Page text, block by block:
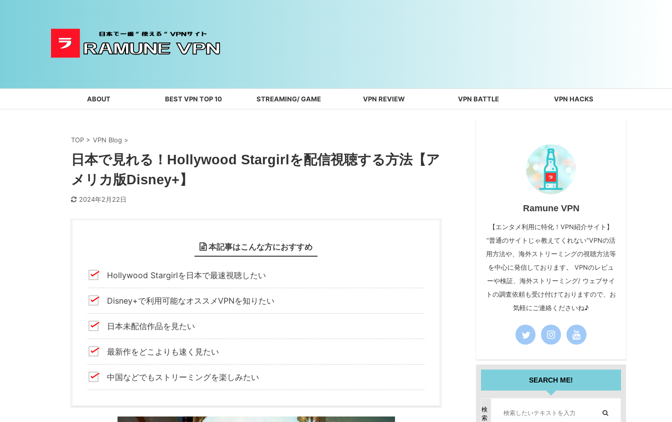
ABOUT BEST VPN TOP 10 STREAMING/ GAME VPN REVIEW VPN BATTLE VPN HACKS
TOP > VPN Blog >
日本で見れる！Hollywood Stargirlを配信視聴する方法【ア
メリカ版Disney+】
2024年2月22日
本記事はこんな方におすすめ
Hollywood Stargirlを日本で最速視聴したい
Disney+で利用可能なオススメVPNを知りたい
日本未配信作品を見たい
最新作をどこよりも速く見たい
中国などでもストリーミングを楽しみたい
Ramune VPN
【エンタメ利用に特化！VPN紹介サイト】
”普通のサイトじゃ教えてくれない”VPNの活
用方法や、海外ストリーミングの視聴方法等
を中心に発信しております。 VPNのレビュ
ーや検証、海外ストリーミング/ ウェブサイ
トの調査依頼も受け付けておりますので、お
気軽にご連絡くださいね♪
SEARCH ME!
検
索